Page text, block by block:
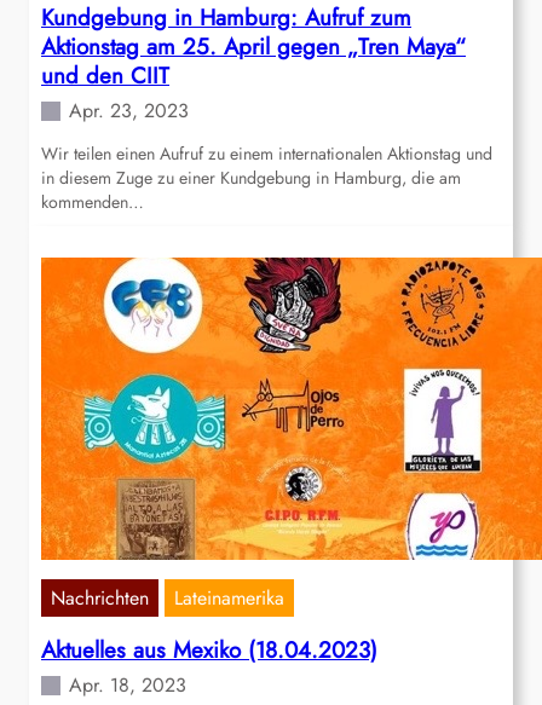
Kundgebung in Hamburg: Aufruf zum
Aktionstag am 25. April gegen „Tren Maya“
und den CIIT
Apr. 23, 2023
Wir teilen einen Aufruf zu einem internationalen Aktionstag und
in diesem Zuge zu einer Kundgebung in Hamburg, die am
kommenden…
Nachrichten Lateinamerika
Aktuelles aus Mexiko (18.04.2023)
Apr. 18, 2023